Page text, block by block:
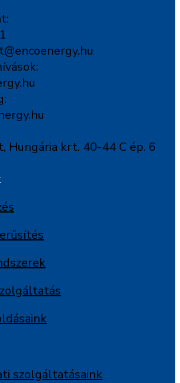
Hungária krt. 40-44 C ép. 6
szolgáltatásaink